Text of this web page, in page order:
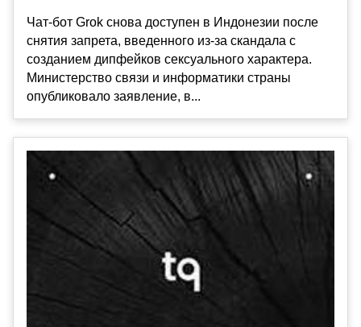
Чат-бот Grok снова доступен в Индонезии после
снятия запрета, введенного из-за скандала с
созданием дипфейков сексуального характера.
Министерство связи и информатики страны
опубликовало заявление, в...